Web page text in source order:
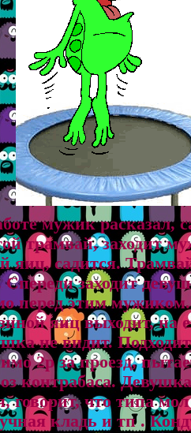
мужик расказал,
трамвай, заходит
яиц, садится.
Спереди заходит
перед этим мужиком.
яиц выходит, на
не видит.
2р за проезд,
контрабаса.
говорит, что типа
кладь и тп .